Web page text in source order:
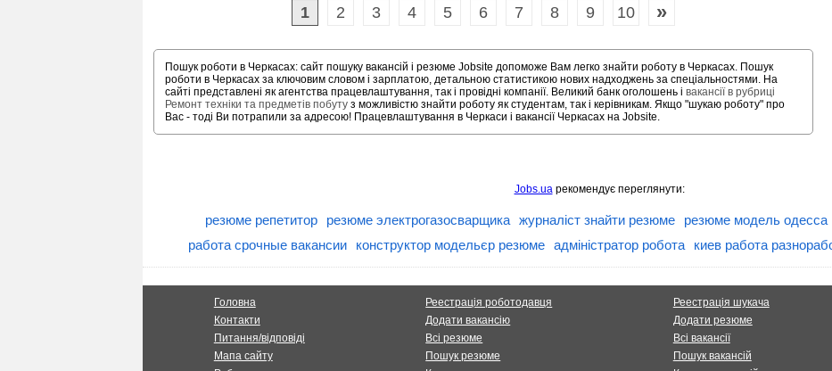
1 2 3 4 5 6 7 8 9 10 »
Пошук роботи в Черкасах: сайт пошуку вакансій і резюме Jobsite допоможе Вам легко знайти роботу в Черкасах. Пошук
роботи в Черкасах за ключовим словом і зарплатою, детальною статистикою нових надходжень за спеціальностями. На
сайті представлені як агентства працевлаштування, так і провідні компанії. Великий банк оголошень і вакансії в рубриці
Ремонт техніки та предметів побуту з можливістю знайти роботу як студентам, так і керівникам. Якщо "шукаю роботу" про
Вас - тоді Ви потрапили за адресою! Працевлаштування в Черкаси і вакансії Черкасах на Jobsite.
Jobs.uaрекомендує переглянути:
резюме репетитор резюме электрогазосварщика журналіст знайти резюме резюме модель одесса
работа срочные вакансии
конструктор модельєр резюме адміністратор робота киев работа
Головна
Контакти
Питання/відповіді
Мапа сайту
Реестрація роботодавця
Додати вакансію
Всі резюме
Пошук резюме
Реестрація шукача
Додати резюме
Всі вакансії
Пошук вакансій